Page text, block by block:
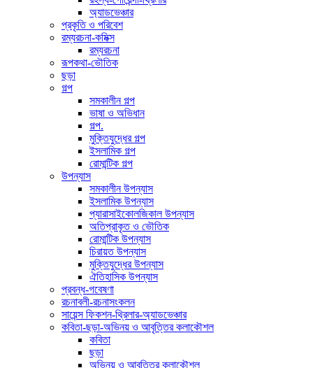
অ্যাডভেঞ্চার
প্রকৃতি ও পরিবেশ
রম্যরচনা-কমিক্স
রম্যরচনা
রূপকথা-ভৌতিক
ছড়া
গল্প
সমকালীন গল্প
ভাষা ও অভিধান
গল্প.
মুক্তিযুদ্ধের গল্প
ইসলামিক গল্প
রোমান্টিক গল্প
উপন্যাস
সমকালীন উপন্যাস
ইসলামিক উপন্যাস
প্যারাসাইকোলজিকাল উপন্যাস
অতিপ্রাকৃত ও ভৌতিক
রোমান্টিক উপন্যাস
চিরায়ত উপন্যাস
মুক্তিযুদ্ধের উপন্যাস
ঐতিহাসিক উপন্যাস
প্রবন্ধ-গবেষণা
রচনাবলী-রচনাসংকলন
সায়েন্স ফিকশন-থ্রিলার-অ্যাডভেঞ্চার
কবিতা-ছড়া-অভিনয় ও আবৃত্তির কলাকৌশল
কবিতা
ছড়া
অভিনয় ও আবৃত্তির কলাকৌশল